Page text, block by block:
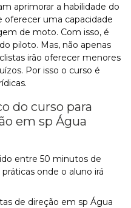
aprimorar a habilidade do
oferecer uma capacidade
de moto. Com isso, é
piloto. Mas, não apenas
irão oferecer menores
Por isso o curso é
do curso para
em sp Água
entre 50 minutos de
onde o aluno irá
de direção em sp Água